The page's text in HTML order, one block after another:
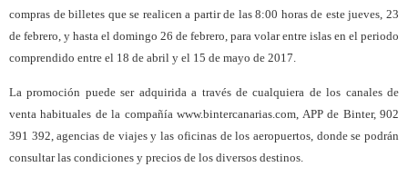
compras de billetes que se realicen a partir de las 8:00 horas de este jueves, 23
de febrero, y hasta el domingo 26 de febrero, para volar entre islas en el periodo
comprendido entre el 18 de abril y el 15 de mayo de 2017.
La promoción puede ser adquirida a través de cualquiera de los canales de
venta habituales de la compañía www.bintercanarias.com, APP de Binter, 902
391 392, agencias de viajes y las oficinas de los aeropuertos, donde se podrán
consultar las condiciones y precios de los diversos destinos.